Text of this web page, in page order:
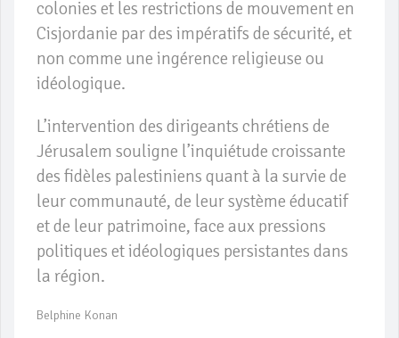
colonies et les restrictions de mouvement en
Cisjordanie par des impératifs de sécurité, et
non comme une ingérence religieuse ou
idéologique.
L’intervention des dirigeants chrétiens de
Jérusalem souligne l’inquiétude croissante
des fidèles palestiniens quant à la survie de
leur communauté, de leur système éducatif
et de leur patrimoine, face aux pressions
politiques et idéologiques persistantes dans
la région.
Belphine Konan